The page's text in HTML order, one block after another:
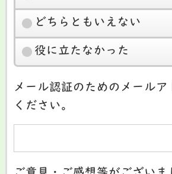
どちらともいえない
役に立たなかった
メール認証のためのメールア
ください。